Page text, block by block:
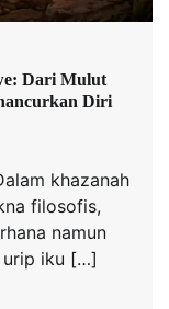
Dari Mulut
Diri
khazanah
filosofis,
namun
urip iku […]